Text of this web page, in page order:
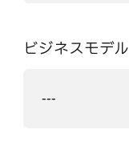
ビジネスモデル